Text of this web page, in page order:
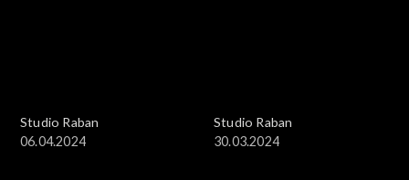
Studio Raban
06.04.2024
Studio Raban
30.03.2024